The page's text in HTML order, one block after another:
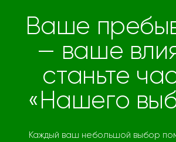
Ваше
— ваше
станьте
«Нашего
Каждый ваш небольшой выбор